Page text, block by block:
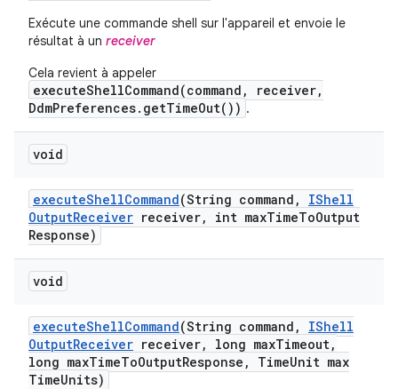
Exécute une commande shell sur l'appareil et envoie le
résultat à un receiver
Cela revient à appeler
executeShellCommand(command, receiver,
DdmPreferences.getTimeOut()) .
void
executeShellCommand(String command ,
IShell
OutputReceiver receiver, int maxTimeToOutput
Response)
void
executeShellCommand(String command ,
IShell
OutputReceiver receiver, long maxTimeout,
long maxTimeToOutputResponse , TimeUnit max
TimeUnits)